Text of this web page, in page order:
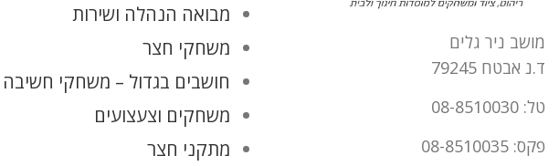
מושב ניר גלים
ד.נ אבטח 79245
טל: 08-8510030
פקס: 08-8510035
מבואה הנהלה ושירות
משחקי חצר
חושבים בגדול – משחקי חשיבה
משחקים וצעצועים
מתקני חצר